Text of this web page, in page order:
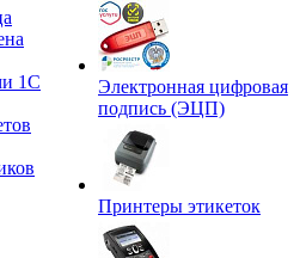
1С
Электронная цифровая
подпись (ЭЦП)
Принтеры этикеток